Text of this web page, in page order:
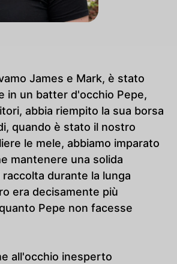
James e Mark, è stato
in un batter d'occhio Pepe,
abbia riempito la sua borsa
quando è stato il nostro
le mele, abbiamo imparato
mantenere una solida
durante la lunga
era decisamente più
Pepe non facesse
all'occhio inesperto